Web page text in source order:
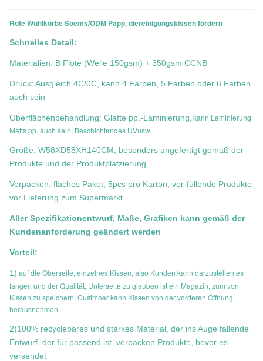
Rote Wühlkörbe Soems/ODM Papp, diereinigungskissen fördern
Schnelles Detail:
Materialien: B Flöte (Welle 150gsm) + 350gsm CCNB
Druck: Ausgleich 4C/0C, kann 4 Farben, 5 Farben oder 6 Farben
auch sein
Oberflächenbehandlung: Glatte pp.-Laminierung, kann Laminierung
Matts pp. auch sein; Beschichtendes UVusw.
Größe: W58XD58XH140CM, besonders angefertigt gemäß der
Produkte und der Produktplatzierung
Verpacken: flaches Paket, 5pcs pro Karton, vor-füllende Produkte
vor Lieferung zum Supermarkt.
Aller Spezifikationentwurf, Maße, Grafiken kann gemäß der
Kundenanforderung geändert werden
Vorteil:
1) auf die Oberseite, einzelnes Kissen, also Kunden kann darzustellen es
fangen und der Qualität, Unterseite zu glauben ist ein Magazin, zum von
Kissen zu speichern. Custmoer kann Kissen von der vorderen Öffnung
herausnehmen.
2)100% recyclebares und starkes Material, der ins Auge fallende
Entwurf, der für passend ist, verpacken Produkte, bevor es
versendet